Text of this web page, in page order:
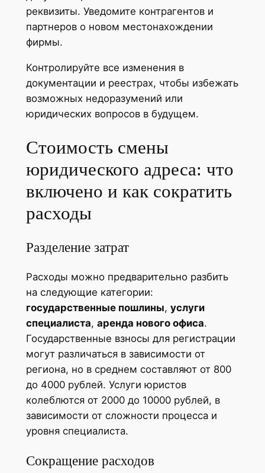
реквизиты. Уведомите контрагентов и
партнеров о новом местонахождении
фирмы.
Контролируйте все изменения в
документации и реестрах, чтобы избежать
возможных недоразумений или
юридических вопросов в будущем.
Стоимость смены
юридического адреса: что
включено и как сократить
расходы
Разделение затрат
Расходы можно предварительно разбить
на следующие категории:
государственные пошлины, услуги
специалиста, аренда нового офиса.
Государственные взносы для регистрации
могут различаться в зависимости от
региона, но в среднем составляют от 800
до 4000 рублей. Услуги юристов
колеблются от 2000 до 10000 рублей, в
зависимости от сложности процесса и
уровня специалиста.
Сокращение расходов